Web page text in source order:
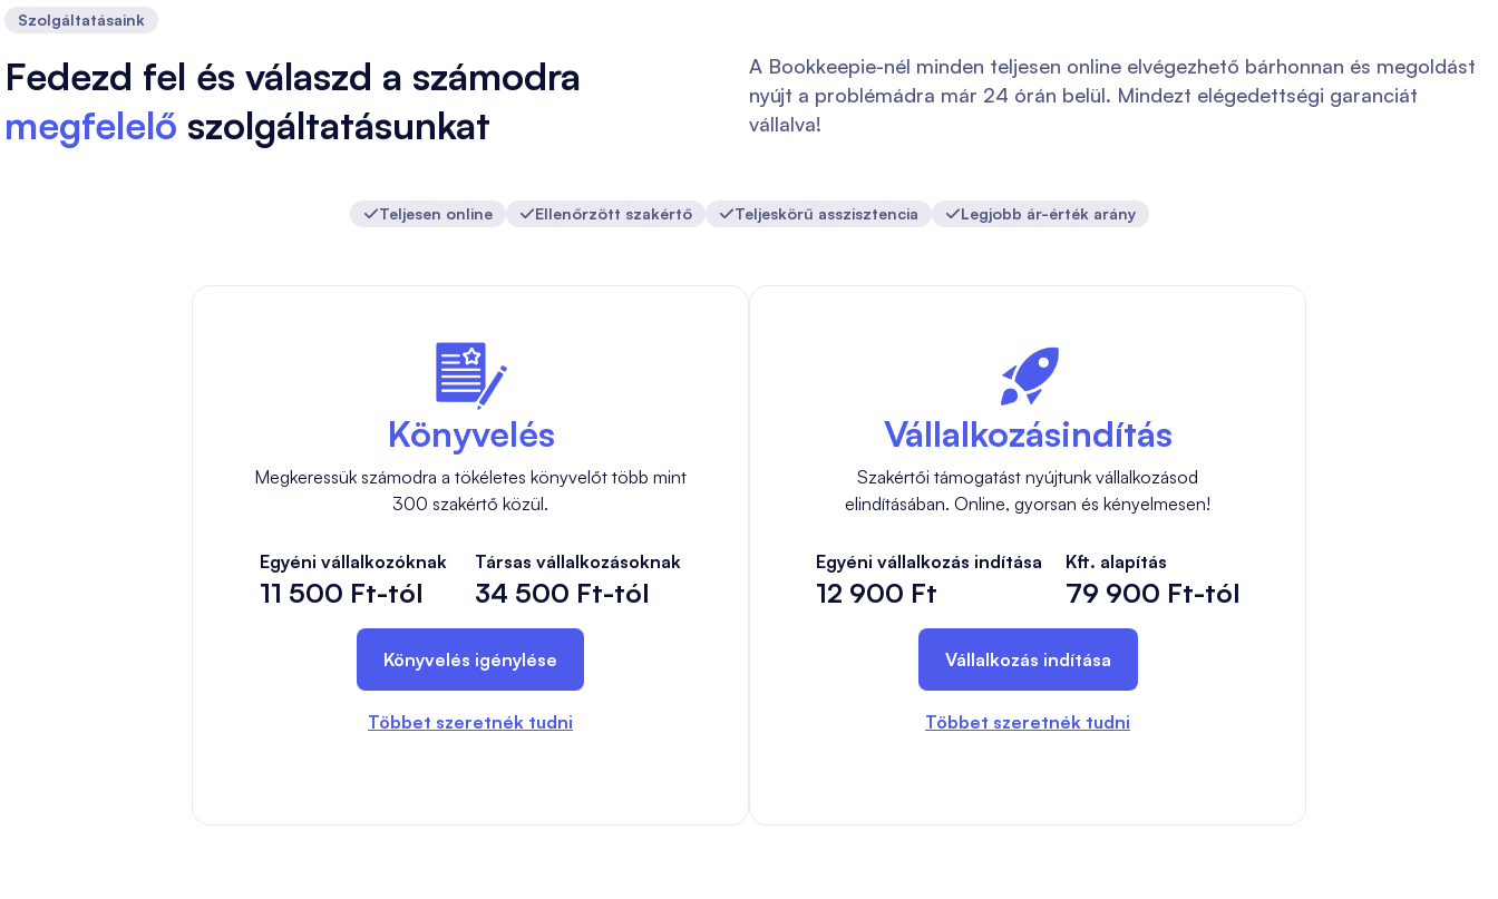
Szolgáltatásaink
Fedezd fel és válaszd a számodra
megfelelő szolgáltatásunkat
A Bookkeepie-nél minden teljesen online elvégezhető bárhonnan és megoldást
nyújt a problémádra már 24 órán belül. Mindezt elégedettségi garanciát
vállalva!
Teljesen online Ellenőrzött szakértő Teljeskörű asszisztencia Legjobb ár-érték arány
Könyvelés
Megkeressük számodra a tökéletes könyvelőt több mint
300 szakértő közül.
Egyéni vállalkozóknak
11 500 Ft-tól
Társas vállalkozásoknak
34 500 Ft-tól
Könyvelés igénylése
Többet szeretnék tudni
Vállalkozásindítás
Szakértői támogatást nyújtunk vállalkozásod
elindításában. Online, gyorsan és kényelmesen!
Egyéni vállalkozás indítása
12 900 Ft
Kft. alapítás
79 900 Ft-tól
Vállalkozás indítása
Többet szeretnék tudni